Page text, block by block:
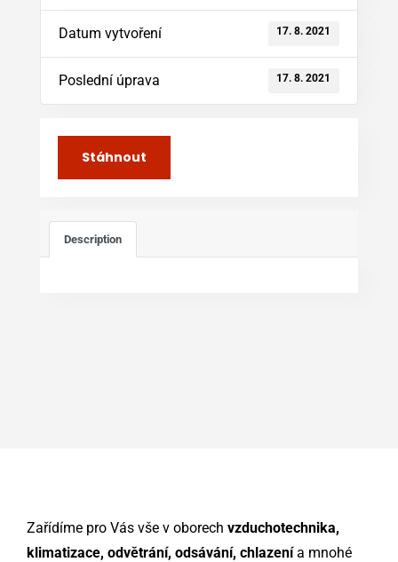
Datum vytvoření 17. 8. 2021
Poslední úprava 17. 8. 2021
Stáhnout
Description
Zařídíme pro Vás vše v oborech vzduchotechnika,
klimatizace, odvětrání, odsávání, chlazenía mnohé